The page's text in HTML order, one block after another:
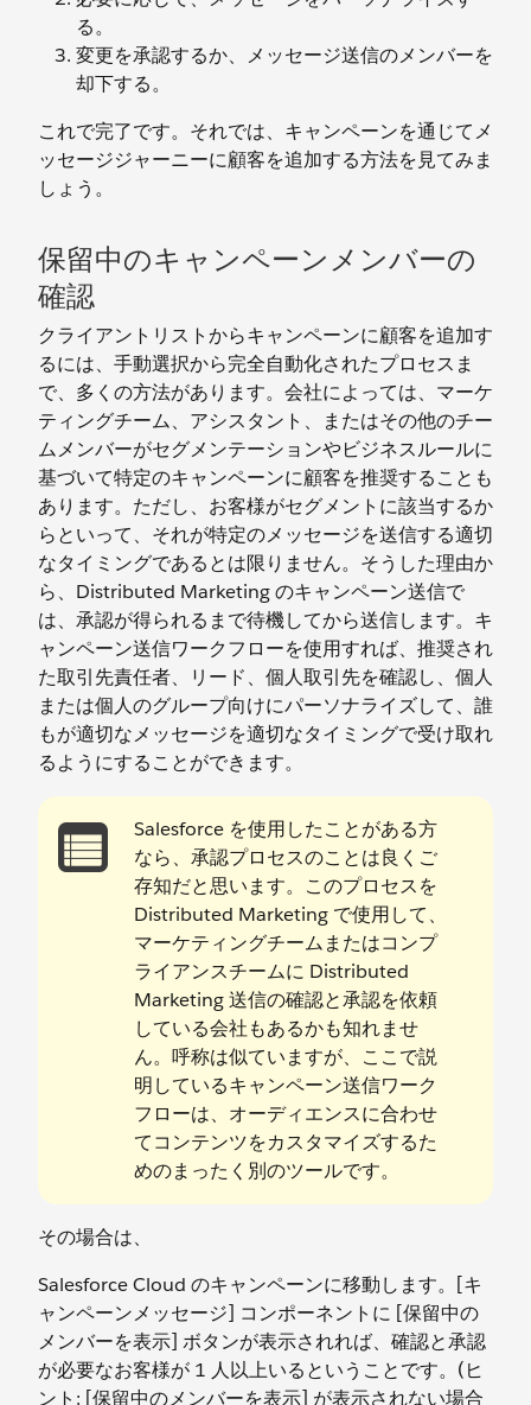
る。
変更を承認するか、メッセージ送信のメンバーを
却下する。
これで完了です。それでは、キャンペーンを通じてメ
ッセージジャーニーに顧客を追加する方法を見てみま
しょう。
保留中のキャンペーンメンバーの
確認
クライアントリストからキャンペーンに顧客を追加す
るには、手動選択から完全自動化されたプロセスま
で、多くの方法があります。会社によっては、マーケ
ティングチーム、アシスタント、またはその他のチー
ムメンバーがセグメンテーションやビジネスルールに
基づいて特定のキャンペーンに顧客を推奨することも
あります。ただし、お客様がセグメントに該当するか
らといって、それが特定のメッセージを送信する適切
なタイミングであるとは限りません。そうした理由か
ら、Distributed Marketing のキャンペーン送信で
は、承認が得られるまで待機してから送信します。キ
ャンペーン送信ワークフローを使用すれば、推奨され
た取引先責任者、リード、個人取引先を確認し、個人
または個人のグループ向けにパーソナライズして、誰
もが適切なメッセージを適切なタイミングで受け取れ
るようにすることができます。
Salesforce を使用したことがある方
なら、承認プロセスのことは良くご
存知だと思います。このプロセスを
Distributed Marketing で使用して、
マーケティングチームまたはコンプ
ライアンスチームに Distributed
Marketing 送信の確認と承認を依頼
している会社もあるかも知れませ
ん。呼称は似ていますが、ここで説
明しているキャンペーン送信ワーク
フローは、オーディエンスに合わせ
てコンテンツをカスタマイズするた
めのまったく別のツールです。
その場合は、
Salesforce Cloud のキャンペーンに移動します。[キ
ャンペーンメッセージ] コンポーネントに [保留中の
メンバーを表示] ボタンが表示されれば、確認と承認
が必要なお客様が 1 人以上いるということです。(ヒ
ント: [保留中のメンバーを表示] が表示されない場合